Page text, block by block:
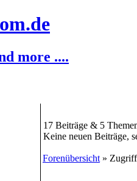
more ....
17 Beiträge & 5
Keine neuen Beiträge,
Forenübersicht »